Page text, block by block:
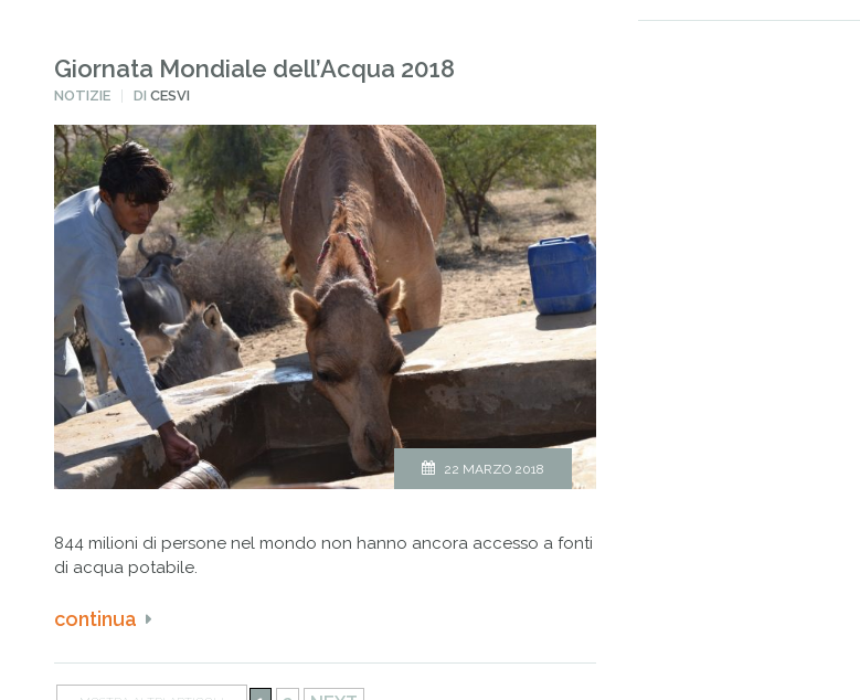
Giornata Mondiale dell’Acqua 2018
PUBBLICATO
NOTIZIE DICESVI
22 MARZO 2018
844 milioni di persone nel mondo non hanno ancora accesso a fonti
di acqua potabile.
continua